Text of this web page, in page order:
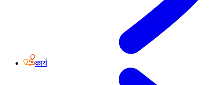
कार्य